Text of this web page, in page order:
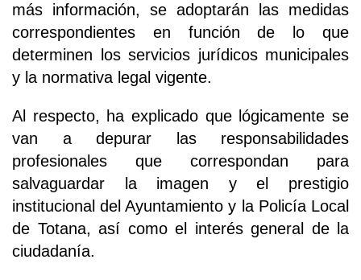
más información, se adoptarán las medidas
correspondientes en función de lo que
determinen los servicios jurídicos municipales
y la normativa legal vigente.
Al respecto, ha explicado que lógicamente se
van a depurar las responsabilidades
profesionales que correspondan para
salvaguardar la imagen y el prestigio
institucional del Ayuntamiento y la Policía Local
de Totana, así como el interés general de la
ciudadanía.